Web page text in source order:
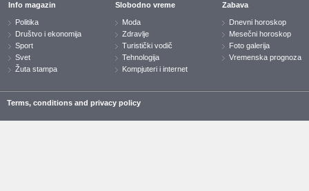
Info magazin
Politika
Društvo i ekonomija
Sport
Svet
Žuta stampa
Slobodno vreme
Moda
Zdravlje
Turistički vodič
Tehnologija
Kompjuteri i internet
Zabava
Dnevni horoskop
Mesečni horoskop
Foto galerija
Vremenska prognoza
Terms, conditions and privacy policy